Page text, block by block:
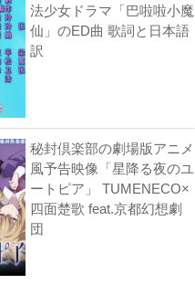
法少女ドラマ「巴啦啦小魔
仙」のED曲 歌詞と日本語
訳
秘封倶楽部の劇場版アニメ
風予告映像「星降る夜のユ
ートピア」 TUMENECO×
四面楚歌 feat.京都幻想劇
団